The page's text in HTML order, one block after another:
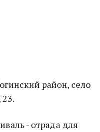
район, село
- отрада для